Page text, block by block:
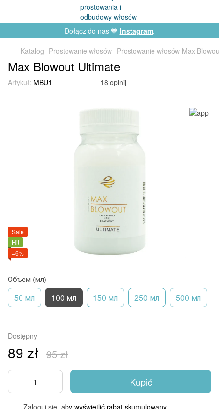
Dołącz do nas 💙 Instagram.
Katalog Prostowanie włosów Prostowanie włosów Max
Max Blowout Ultimate
Artykuł: MBU1 18 opinij
Sale
Hit
−6%
Объем (мл)
50 мл 100 мл 150 мл 250 мл 500 мл
Dostępny
89 zł 95 zł
Kupić
Zaloguj się, aby wyświetlić rabat skumulowany